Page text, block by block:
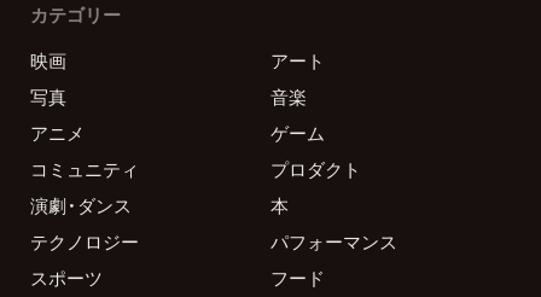
カテゴリー
映画
アート
写真
音楽
アニメ
ゲーム
コミュニティ
プロダクト
演劇・ダンス
本
テクノロジー
パフォーマンス
スポーツ
フード